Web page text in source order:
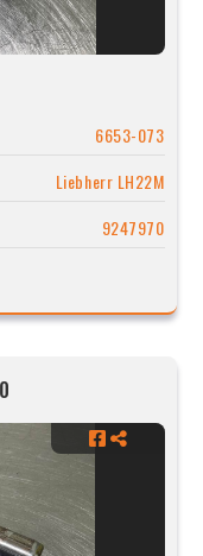
6653-073
Liebherr LH22M
9247970